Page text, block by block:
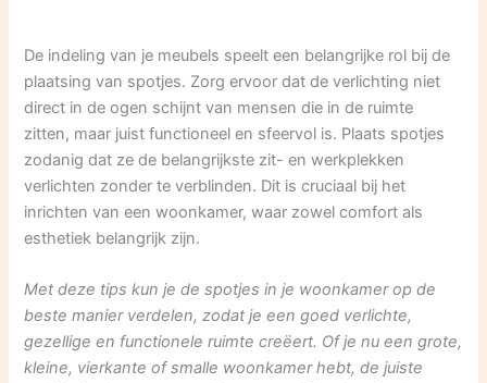
De indeling van je meubels speelt een belangrijke rol bij de
plaatsing van spotjes. Zorg ervoor dat de verlichting niet
direct in de ogen schijnt van mensen die in de ruimte
zitten, maar juist functioneel en sfeervol is. Plaats spotjes
zodanig dat ze de belangrijkste zit- en werkplekken
verlichten zonder te verblinden. Dit is cruciaal bij het
inrichten van een woonkamer, waar zowel comfort als
esthetiek belangrijk zijn.
Met deze tips kun je de spotjes in je woonkamer op de
beste manier verdelen, zodat je een goed verlichte,
gezellige en functionele ruimte creëert. Of je nu een grote,
kleine, vierkante of smalle woonkamer hebt, de juiste